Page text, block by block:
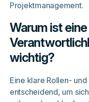
Projektmanagement.
Warum ist
wichtig?
Eine klare Rollen-
entscheidend, um